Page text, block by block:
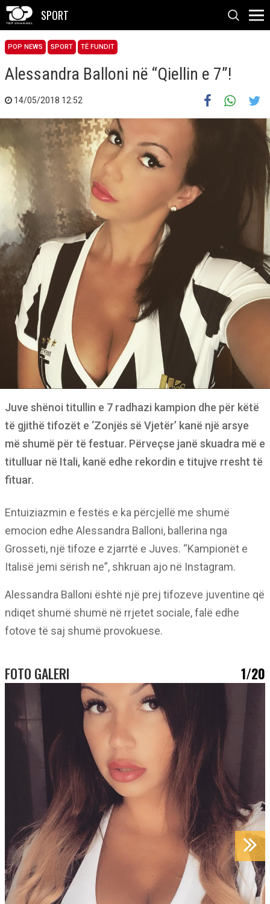
SPORT
POP NEWS SPORT TË FUNDIT
Alessandra Balloni në “Qiellin e 7”!
14/05/2018 12:52
Juve shënoi titullin e 7 radhazi kampion dhe për këtë
të gjithë tifozët e ‘Zonjës së Vjetër’ kanë një arsye
më shumë për të festuar. Përveçse janë skuadra më e
titulluar në Itali, kanë edhe rekordin e titujve rresht të
fituar.
Entuiziazmin e festës e ka përcjellë me shumë
emocion edhe Alessandra Balloni, ballerina nga
Grosseti, një tifoze e zjarrtë e Juves. “Kampionët e
Italisë jemi sërish ne”, shkruan ajo në Instagram.
Alessandra Balloni është një prej tifozeve juventine që
ndiqet shumë shumë në rrjetet sociale, falë edhe
fotove të saj shumë provokuese.
FOTO GALERI 1/20